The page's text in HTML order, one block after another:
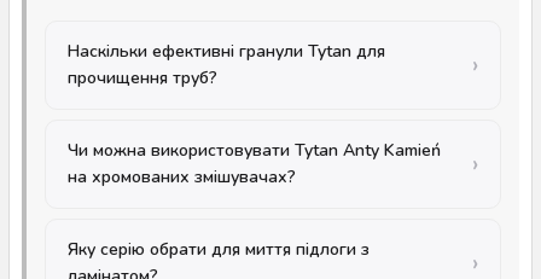
Наскільки ефективні гранули Tytan для
прочищення труб?
Чи можна використовувати Tytan Anty Kamień
на хромованих змішувачах?
Яку серію обрати для миття підлоги з